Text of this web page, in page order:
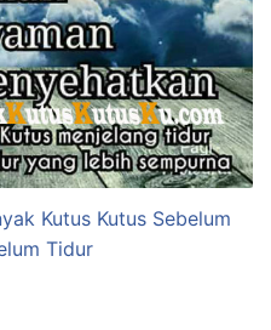
Kutus Kutus Sebelum
Tidur